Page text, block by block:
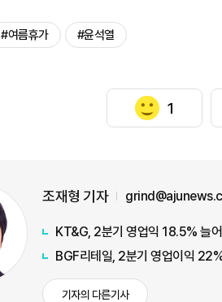
#여름휴가 #윤석열
1
조재형 기자
KT&G, 2분기 영업익 18.5% 늘
BGF리테일, 2분기 영업이익
기자의 다른기사